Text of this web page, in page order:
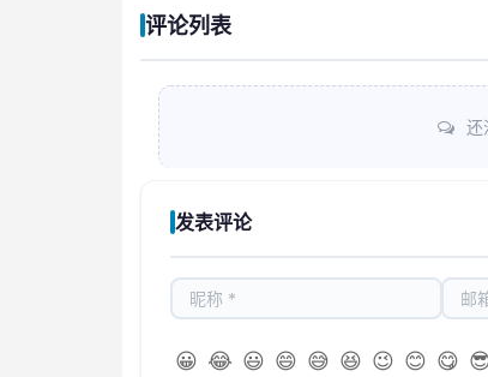
评论列表
还
发表评论
😀 😂 😃 😄 😅 😆 😉 😊 😋